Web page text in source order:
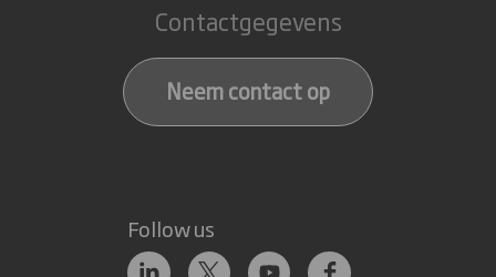
Contactgegevens
Neem contact op
Follow us